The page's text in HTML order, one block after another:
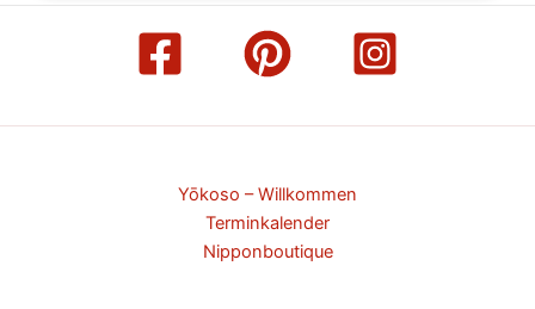
Yōkoso – Willkommen
Terminkalender
Nipponboutique